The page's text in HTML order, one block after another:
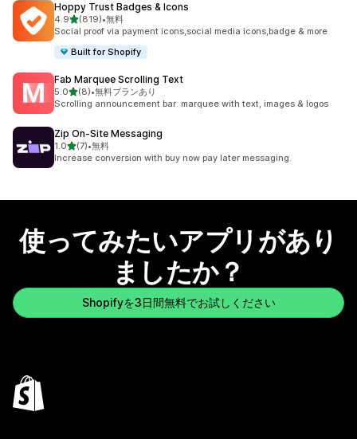
Hoppy Trust Badges & Icons
4.95つ星中
(819)
合計レビュー数：819件
•無料
Social proof via payment icons,social media icons,badge & more
Built for Shopify
Fab Marquee Scrolling Text
5.05つ星中
(8)
合計レビュー数：8件
•無料プランあり
Scrolling announcement bar: marquee with text, images & logos
Zip On‑Site Messaging
1.05つ星中
(7)
合計レビュー数：7件
•無料
Increase conversion with buy now pay later messaging.
使ってみたいアプリがあり
ましたか？
Shopifyを3日間無料でお試しください